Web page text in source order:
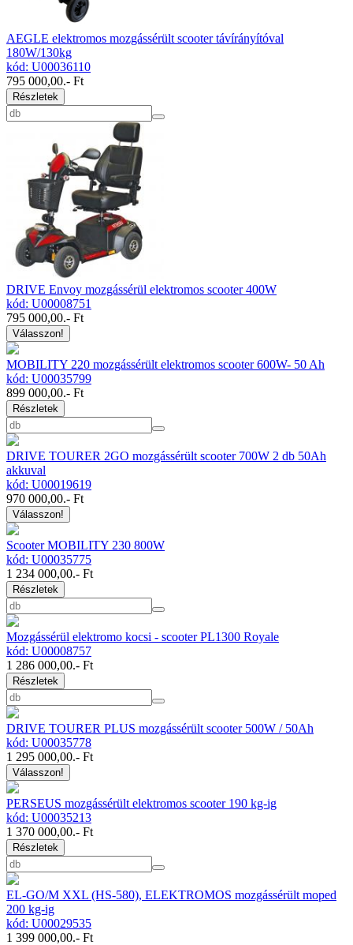
AEGLE elektromos mozgássérült scooter távírányítóval
180W/130kg
kód: U00036110
795 000,00.- Ft
Részletek
DRIVE Envoy mozgássérül elektromos scooter 400W
kód: U00008751
795 000,00.- Ft
Válasszon!
MOBILITY 220 mozgássérült elektromos scooter 600W- 50 Ah
kód: U00035799
899 000,00.- Ft
Részletek
DRIVE TOURER 2GO mozgássérült scooter 700W 2 db 50Ah
akkuval
kód: U00019619
970 000,00.- Ft
Válasszon!
Scooter MOBILITY 230 800W
kód: U00035775
1 234 000,00.- Ft
Részletek
Mozgássérül elektromo kocsi - scooter PL1300 Royale
kód: U00008757
1 286 000,00.- Ft
Részletek
DRIVE TOURER PLUS mozgássérült scooter 500W / 50Ah
kód: U00035778
1 295 000,00.- Ft
Válasszon!
PERSEUS mozgássérült elektromos scooter 190 kg-ig
kód: U00035213
1 370 000,00.- Ft
Részletek
EL-GO/M XXL (HS-580), ELEKTROMOS mozgássérült moped
200 kg-ig
kód: U00029535
1 399 000,00.- Ft